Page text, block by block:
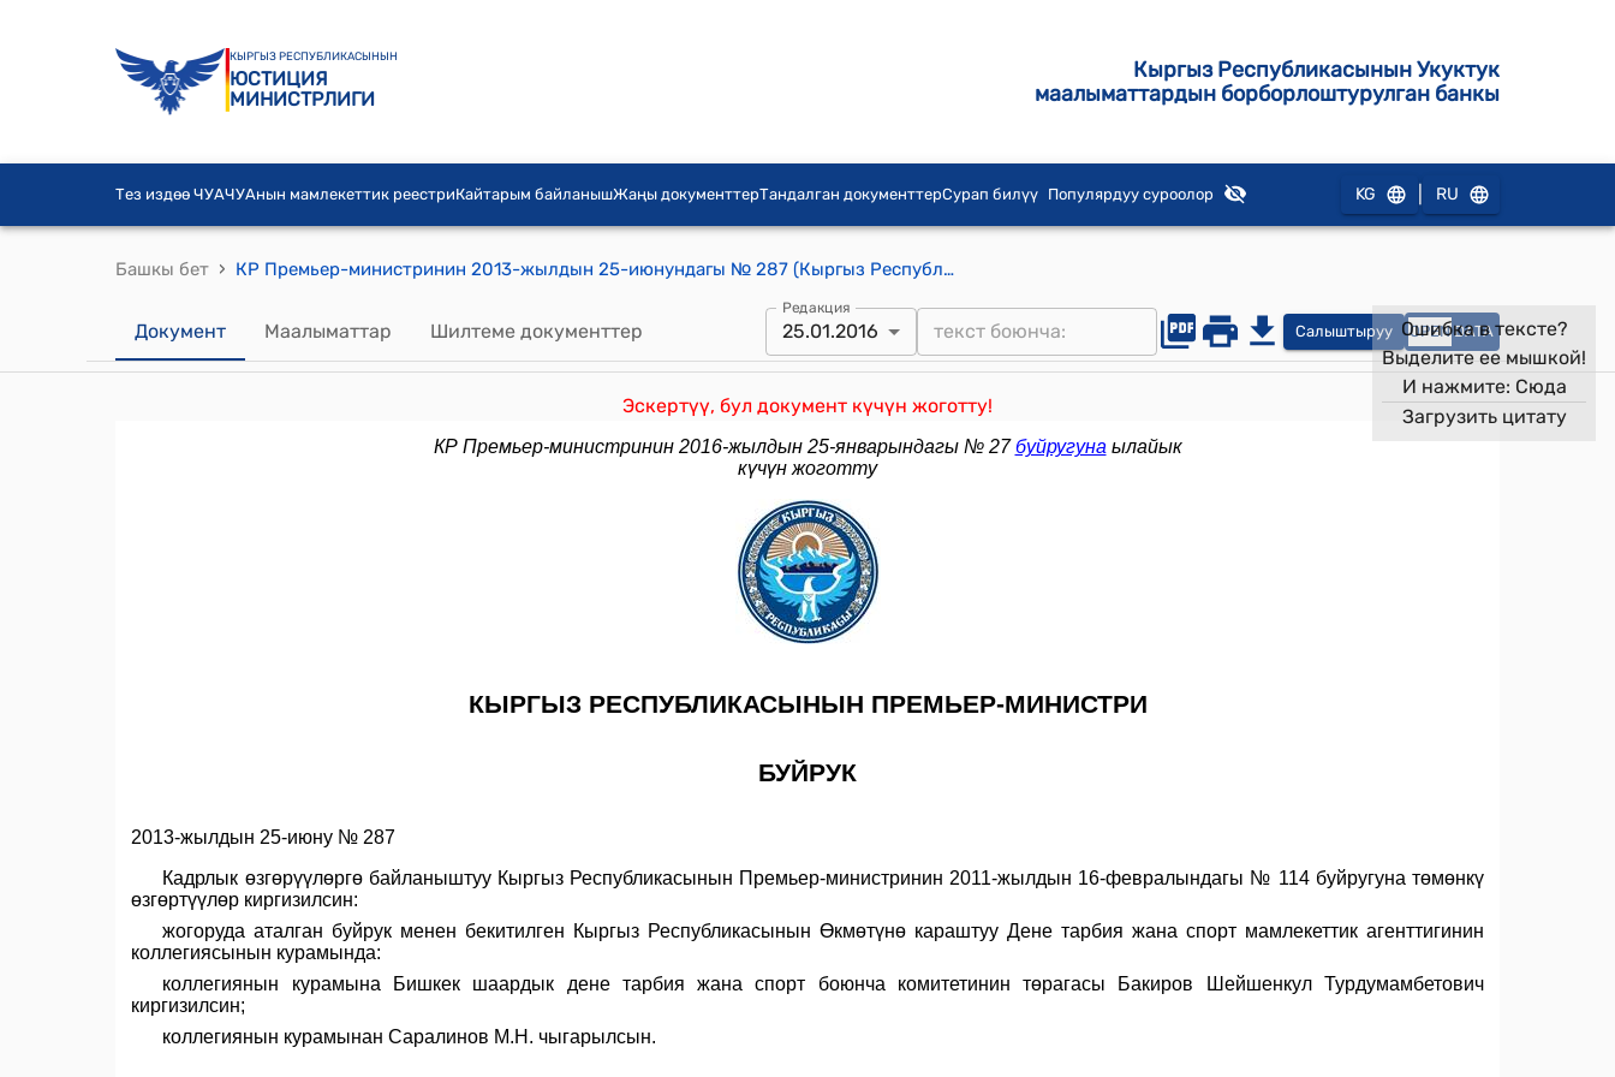
КЫРГЫЗ РЕСПУБЛИКАСЫНЫН
ЮСТИЦИЯ
МИНИСТРЛИГИ
Кыргыз Республикасынын Укуктук
маалыматтардын борборлоштурулган банкы
Тез издөө ЧУАЧУАнын мамлекеттик реестриКайтарым байланышЖаңы документтерТандалган документтерСурап билүү Популярдуу суроолор KG RU
Башкы бет › КР Премьер-министринин 2013-жылдын 25-июнундагы № 287 (Кыргыз Республикасынын Премьер-министринин 2011-жылдын 16-февралындагы № 114 буйругуна өзгөртүүлөрдмү киргизүү боюнча) буйругу
Документ Маалыматтар Шилтеме документтер
Редакция
25.01.2016 Салыштыруу OPEN DATA
Эскертүү, бул документ күчүн жоготту!
Ошибка в тексте?
Выделите ее мышкой!
И нажмите: Сюда
Загрузить цитату